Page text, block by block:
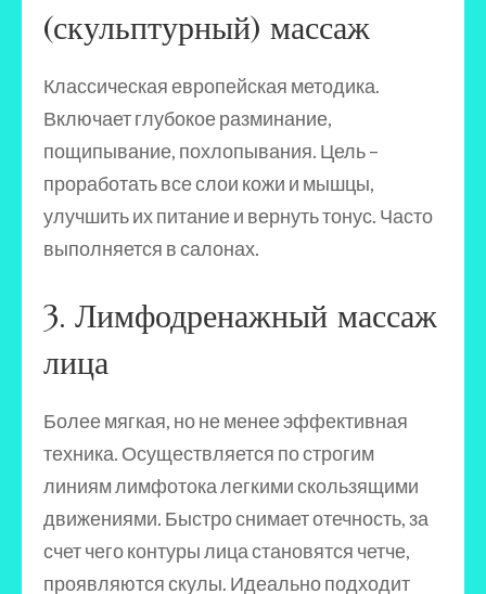
(скульптурный) массаж
Классическая европейская методика.
Включает глубокое разминание,
пощипывание, похлопывания. Цель –
проработать все слои кожи и мышцы,
улучшить их питание и вернуть тонус. Часто
выполняется в салонах.
3. Лимфодренажный массаж
лица
Более мягкая, но не менее эффективная
техника. Осуществляется по строгим
линиям лимфотока легкими скользящими
движениями. Быстро снимает отечность, за
счет чего контуры лица становятся четче,
проявляются скулы. Идеально подходит